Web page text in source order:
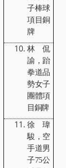
子棒球
項目銅
牌
林侃
諭，跆
拳道品
勢女子
團體項
目銅牌
徐瑋
駿，空
手道男
子75公